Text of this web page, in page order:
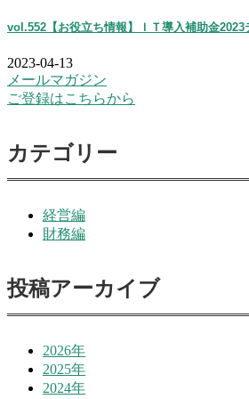
vol.552【お役立ち情報】ＩＴ導入補助金
2023-04-13
メールマガジン
ご登録はこちらから
カテゴリー
経営編
財務編
投稿アーカイブ
2026年
2025年
2024年